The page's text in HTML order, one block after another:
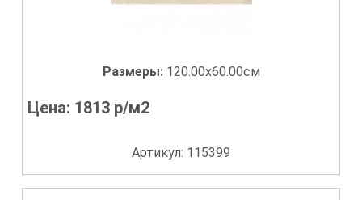
Размеры: 120.00x60.00см
Цена: 1813 р/м2
Артикул: 115399